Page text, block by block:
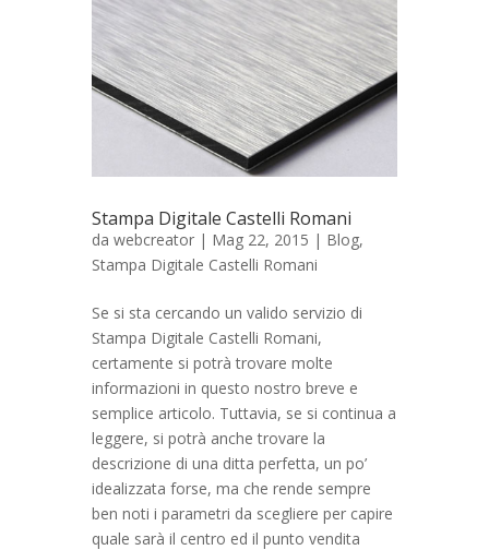
Stampa Digitale Castelli Romani
da webcreator | Mag 22, 2015 | Blog,
Stampa Digitale Castelli Romani
Se si sta cercando un valido servizio di
Stampa Digitale Castelli Romani,
certamente si potrà trovare molte
informazioni in questo nostro breve e
semplice articolo. Tuttavia, se si continua a
leggere, si potrà anche trovare la
descrizione di una ditta perfetta, un po’
idealizzata forse, ma che rende sempre
ben noti i parametri da scegliere per capire
quale sarà il centro ed il punto vendita